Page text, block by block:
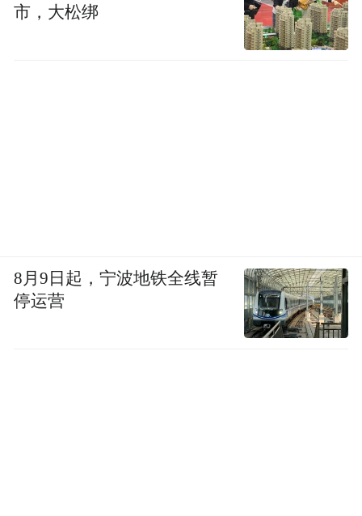
市，大松绑
8月9日起，宁波地铁全线暂
停运营